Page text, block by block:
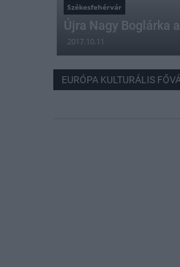
Székesfehérvár
Újra Nagy Boglárka
2017.10.11
EURÓPA KULTURÁLIS